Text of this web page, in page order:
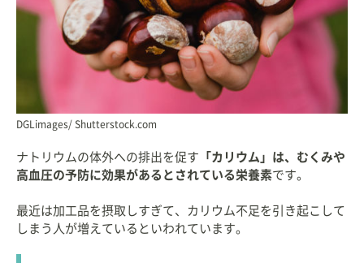
DGLimages/ Shutterstock.com
ナトリウムの体外への排出を促す 「カリウム」は、むくみや
高血圧の予防に効果があるとされている栄養素です。
最近は加工品を摂取しすぎて、カリウム不足を引き起こして
しまう人が増えているといわれています。